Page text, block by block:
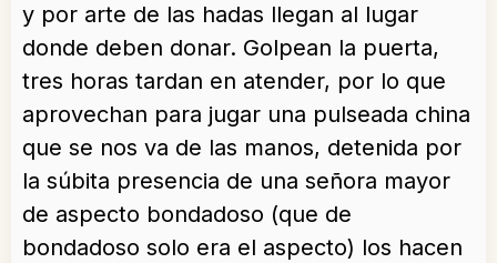
y por arte de las hadas llegan al lugar
donde deben donar. Golpean la puerta,
tres horas tardan en atender, por lo que
aprovechan para jugar una pulseada china
que se nos va de las manos, detenida por
la súbita presencia de una señora mayor
de aspecto bondadoso (que de
bondadoso solo era el aspecto) los hacen